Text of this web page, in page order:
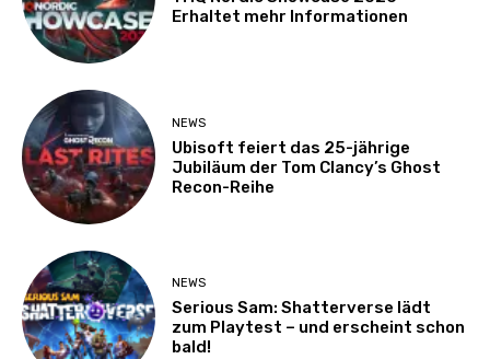
Erhaltet mehr Informationen
NEWS
Ubisoft feiert das 25-jährige
Jubiläum der Tom Clancy’s Ghost
Recon-Reihe
NEWS
Serious Sam: Shatterverse lädt
zum Playtest – und erscheint schon
bald!